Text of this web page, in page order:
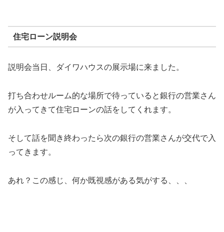
住宅ローン説明会
説明会当日、ダイワハウスの展示場に来ました。
打ち合わせルーム的な場所で待っていると銀行の営業さん
が入ってきて住宅ローンの話をしてくれます。
そして話を聞き終わったら次の銀行の営業さんが交代で入
ってきます。
あれ？この感じ、何か既視感がある気がする、、、